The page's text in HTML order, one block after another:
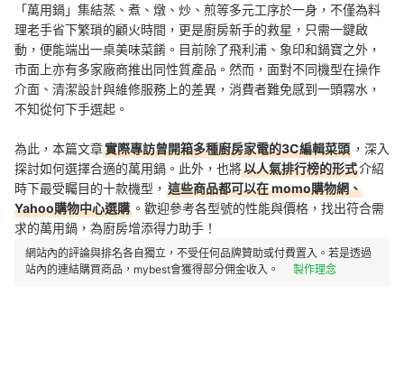
「萬用鍋」集結蒸、煮、燉、炒、煎等多元工序於一身，不僅為料
理老手省下繁瑣的顧火時間，更是廚房新手的救星，只需一鍵啟
動，便能端出一桌美味菜餚。目前除了飛利浦、象印和鍋寶之外，
市面上亦有多家廠商推出同性質產品。然而，面對不同機型在操作
介面、清潔設計與維修服務上的差異，消費者難免感到一頭霧水，
不知從何下手選起。
為此，本篇文章實際專訪曾開箱多種廚房家電的3C編輯菜頭 ，深入
探討如何選擇合適的萬用鍋。此外，也將以人氣排行榜的形式介紹
時下最受矚目的十款機型， 這些商品都可以在 momo購物網、
Yahoo購物中心選購 。歡迎參考各型號的性能與價格，找出符合需
求的萬用鍋，為廚房增添得力助手！
網站內的評論與排名各自獨立，不受任何品牌贊助或付費置入。若是透過
站內的連結購買商品，mybest會獲得部分佣金收入。
製作理念